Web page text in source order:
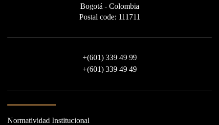
Bogotá - Colombia
Postal code: 111711
+(601) 339 49 99
+(601) 339 49 49
Normatividad Institucional